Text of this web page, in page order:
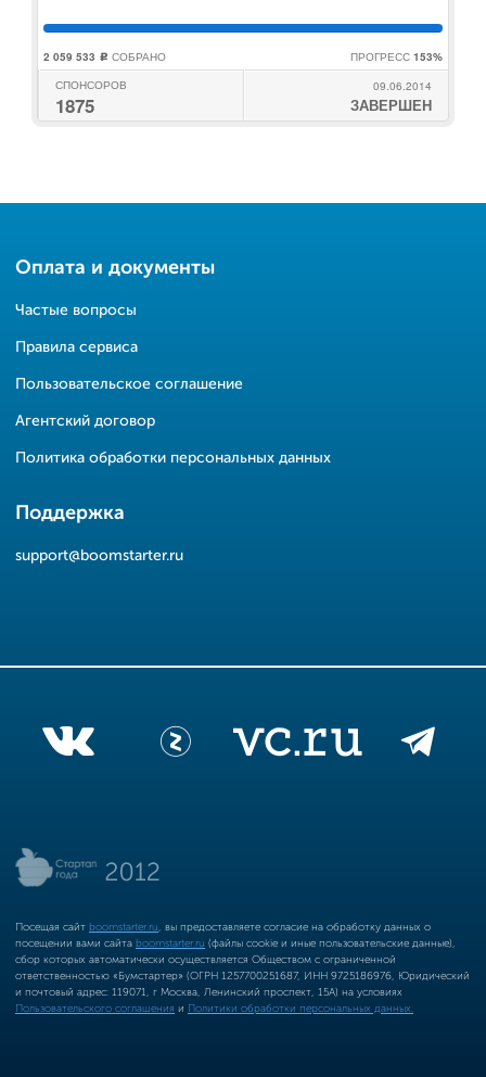
2 059 533 c СОБРАНО ПРОГРЕСС 153%
СПОНСОРОВ
1875
09.06.2014
ЗАВЕРШЕН
Оплата и документы
Частые вопросы
Правила сервиса
Пользовательское соглашение
Агентский договор
Политика обработки персональных данных
Поддержка
support@boomstarter.ru
Посещая сайт boomstarter.ru , вы предоставляете согласие на обработку данных о
посещении вами сайта boomstarter.ru (файлы cookie и иные пользовательские данные),
сбор которых автоматически осуществляется Обществом с ограниченной
ответственностью «Бумстартер» (ОГРН 1257700251687, ИНН 9725186976, Юридический
и почтовый адрес: 119071, г Москва, Ленинский проспект, 15А) на условиях
Пользовательского соглашения и Политики обработки персональных данных.